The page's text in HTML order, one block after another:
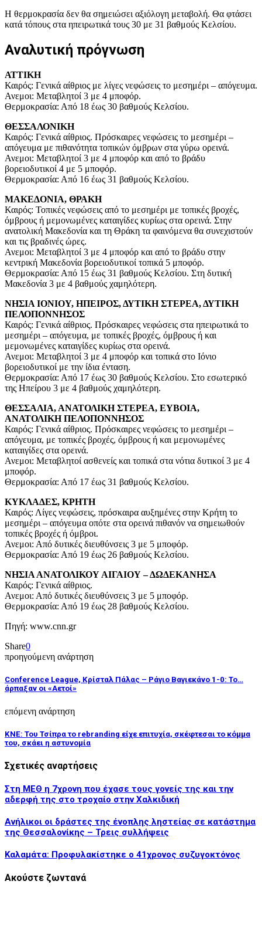
Η θερμοκρασία δεν θα σημειώσει αξιόλογη μεταβολή. Θα φτάσει
κατά τόπους στα ηπειρωτικά τους 30 με 31 βαθμούς Κελσίου.
Αναλυτική πρόγνωση
ΑΤΤΙΚΗ
Καιρός: Γενικά αίθριος με λίγες νεφώσεις το μεσημέρι – απόγευμα.
Ανεμοι: Μεταβλητοί 3 με 4 μποφόρ.
Θερμοκρασία: Από 18 έως 30 βαθμούς Κελσίου.
ΘΕΣΣΑΛΟΝΙΚΗ
Καιρός: Γενικά αίθριος. Πρόσκαιρες νεφώσεις το μεσημέρι –
απόγευμα με πιθανότητα τοπικών όμβρων στα γύρω ορεινά.
Ανεμοι: Μεταβλητοί 3 με 4 μποφόρ και από το βράδυ
βορειοδυτικοί 4 με 5 μποφόρ.
Θερμοκρασία: Από 16 έως 31 βαθμούς Κελσίου.
ΜΑΚΕΔΟΝΙΑ, ΘΡΑΚΗ
Καιρός: Τοπικές νεφώσεις από το μεσημέρι με τοπικές βροχές,
όμβρους ή μεμονωμένες καταιγίδες κυρίως στα ορεινά. Στην
ανατολική Μακεδονία και τη Θράκη τα φαινόμενα θα συνεχιστούν
και τις βραδινές ώρες.
Ανεμοι: Μεταβλητοί 3 με 4 μποφόρ και από το βράδυ στην
κεντρική Μακεδονία βορειοδυτικοί τοπικά 5 μποφόρ.
Θερμοκρασία: Από 15 έως 31 βαθμούς Κελσίου. Στη δυτική
Μακεδονία 3 με 4 βαθμούς χαμηλότερη.
ΝΗΣΙΑ ΙΟΝΙΟΥ, ΗΠΕΙΡΟΣ, ΔΥΤΙΚΗ ΣΤΕΡΕΑ, ΔΥΤΙΚΗ
ΠΕΛΟΠΟΝΝΗΣΟΣ
Καιρός: Γενικά αίθριος. Πρόσκαιρες νεφώσεις στα ηπειρωτικά το
μεσημέρι – απόγευμα, με τοπικές βροχές, όμβρους ή και
μεμονωμένες καταιγίδες κυρίως στα ορεινά.
Ανεμοι: Μεταβλητοί 3 με 4 μποφόρ και τοπικά στο Ιόνιο
βορειοδυτικοί με την ίδια ένταση.
Θερμοκρασία: Από 17 έως 30 βαθμούς Κελσίου. Στο εσωτερικό
της Ηπείρου 3 με 4 βαθμούς χαμηλότερη.
ΘΕΣΣΑΛΙΑ, ΑΝΑΤΟΛΙΚΗ ΣΤΕΡΕΑ, ΕΥΒΟΙΑ,
ΑΝΑΤΟΛΙΚΗ ΠΕΛΟΠΟΝΝΗΣΟΣ
Καιρός: Γενικά αίθριος. Πρόσκαιρες νεφώσεις το μεσημέρι –
απόγευμα, με τοπικές βροχές, όμβρους ή και μεμονωμένες
καταιγίδες στα ορεινά.
Ανεμοι: Μεταβλητοί ασθενείς και τοπικά στα νότια δυτικοί 3 με 4
μποφόρ.
Θερμοκρασία: Από 17 έως 31 βαθμούς Κελσίου.
ΚΥΚΛΑΔΕΣ, ΚΡΗΤΗ
Καιρός: Λίγες νεφώσεις, πρόσκαιρα αυξημένες στην Κρήτη το
μεσημέρι – απόγευμα οπότε στα ορεινά πιθανόν να σημειωθούν
τοπικές βροχές ή όμβροι.
Ανεμοι: Από δυτικές διευθύνσεις 3 με 5 μποφόρ.
Θερμοκρασία: Από 19 έως 26 βαθμούς Κελσίου.
ΝΗΣΙΑ ΑΝΑΤΟΛΙΚΟΥ ΑΙΓΑΙΟΥ – ΔΩΔΕΚΑΝΗΣΑ
Καιρός: Γενικά αίθριος.
Ανεμοι: Από δυτικές διευθύνσεις 3 με 5 μποφόρ.
Θερμοκρασία: Από 19 έως 28 βαθμούς Κελσίου.
Πηγή: www.cnn.gr
Share0
προηγούμενη ανάρτηση
Conference League, Κρίσταλ Πάλας – Ράγιο Βαγιεκάνο 1-0: Το…
άρπαξαν οι «Αετοί»
επόμενη ανάρτηση
ΚΝΕ: Του Τσίπρα το rebranding είχε επιτυχία, σκέφτεσαι το κόμμα
του, σκάει η αστυνομία
Σχετικές αναρτήσεις
Στη ΜΕΘ η 7χρονη που έχασε τους γονείς της και την
αδερφή της στο τροχαίο στην Χαλκιδική
Aνήλικοι οι δράστες της ένοπλης ληστείας σε κατάστημα
της Θεσσαλονίκης – Τρεις συλλήψεις
Καλαμάτα: Προφυλακίστηκε ο 41χρονος συζυγοκτόνος
Ακούστε ζωντανά